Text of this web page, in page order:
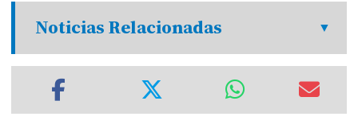
Noticias Relacionadas